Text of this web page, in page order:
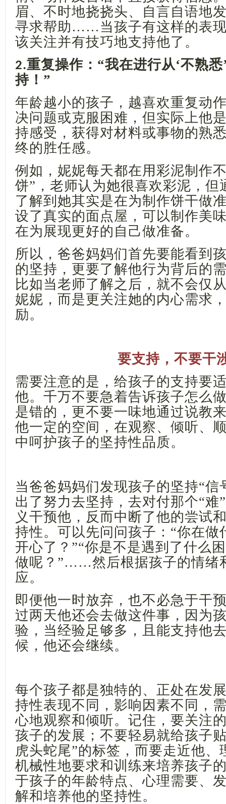
眉、不时地挠挠头、自言自语地
寻求帮助……当孩子有这样的表
该关注并有技巧地支持他了。
2.重复操作：“我在进行从‘不熟悉
持！”
年龄越小的孩子，越喜欢重复动
决问题或克服困难，但实际上他
持感受，获得对材料或事物的熟
终的胜任感。
例如，妮妮每天都在用彩泥制作
饼”，老师认为她很喜欢彩泥，但
了解到她其实是在为制作饼干
设了真实的面点屋，可以制作美
在为展现更好的自己做准备。
所以，爸爸妈妈们首先要能看到
的坚持，更要了解他行为背后的
比如当老师了解之后，就不会仅
妮妮，而是更关注她的内心需求
励。
要支持，不要干
需要注意的是，给孩子的支持要
他。千万不要急着告诉孩子怎么
是错的，更不要一味地通过说教
他一定的空间，在观察、倾听、
中呵护孩子的坚持性品质。
当爸爸妈妈们发现孩子的坚持“信
出了努力去坚持，去对付那个“难
义干预他，反而中断了他的尝试
持性。可以先问问孩子：“你在做
开心了？”“你是不是遇到了什么
做呢？”……然后根据孩子的情绪
应。
即便他一时放弃，也不必急于干
过两天他还会去做这件事，因为
验，当经验足够多，且能支持他
候，他还会继续。
每个孩子都是独特的、正处在发
持性表现不同，影响因素不同，
心地观察和倾听。记住，要关注
孩子的发展；不要轻易就给孩子
虎头蛇尾”的标签，而要走近他、
机械性地要求和训练来培养孩子
于孩子的年龄特点、心理需要、
解和培养他的坚持性。